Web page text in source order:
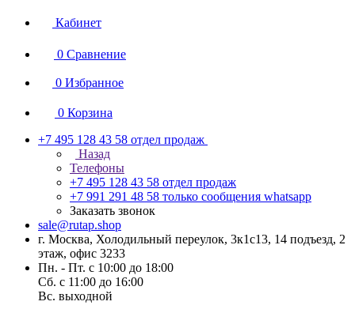
Кабинет
0 Сравнение
0 Избранное
0 Корзина
+7 495 128 43 58 отдел продаж
Назад
Телефоны
+7 495 128 43 58 отдел продаж
+7 991 291 48 58 только сообщения whatsapp
Заказать звонок
sale@rutap.shop
г. Москва, Холодильный переулок, 3к1с13, 14 подъезд, 2
этаж, офис 3233
Пн. - Пт. с 10:00 до 18:00
Сб. с 11:00 до 16:00
Вс. выходной